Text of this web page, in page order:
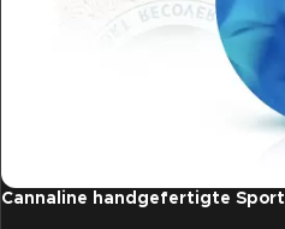
Cannaline handgefertigte Sport